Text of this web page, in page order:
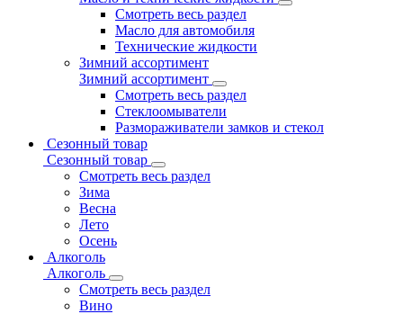
Смотреть весь раздел
Масло для автомобиля
Технические жидкости
Зимний ассортимент
Зимний ассортимент
Смотреть весь раздел
Стеклоомыватели
Размораживатели замков и стекол
Сезонный товар
Сезонный товар
Смотреть весь раздел
Зима
Весна
Лето
Осень
Алкоголь
Алкоголь
Смотреть весь раздел
Вино